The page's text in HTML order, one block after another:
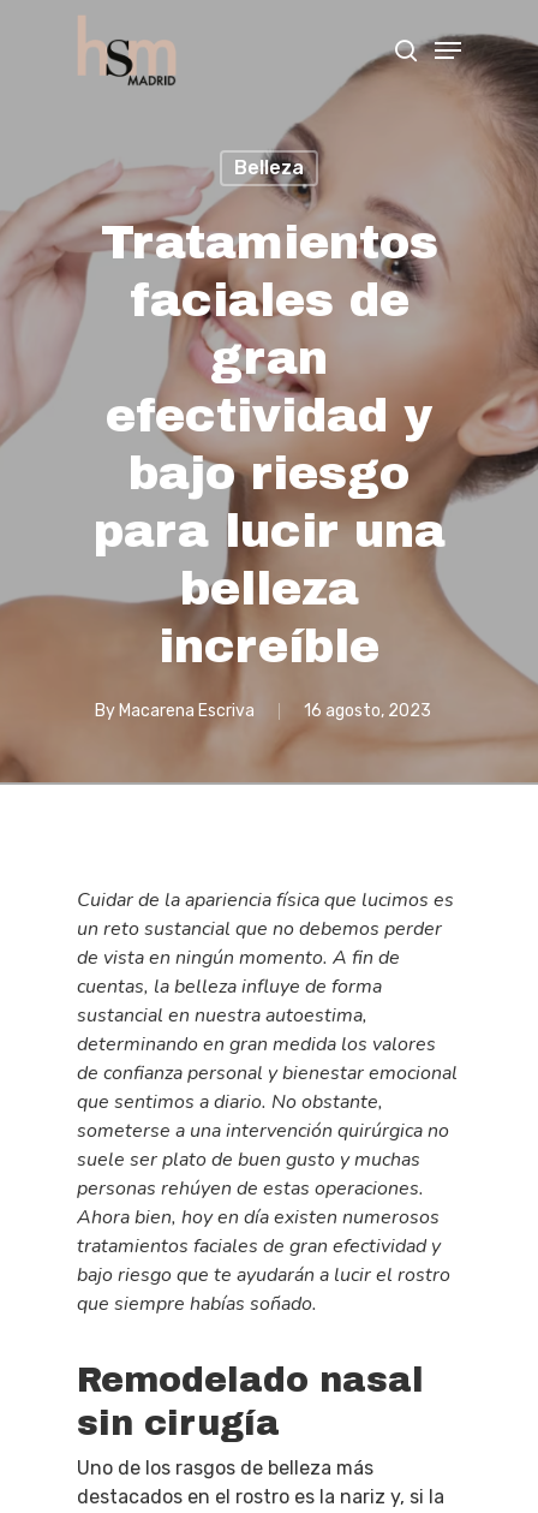
Hit enter to search or ESC to close
Belleza
Tratamientos
faciales de
gran
efectividad y
bajo riesgo
para lucir una
belleza
increíble
By Macarena Escriva 16 agosto, 2023
Cuidar de la apariencia física que lucimos es
un reto sustancial que no debemos perder
de vista en ningún momento. A fin de
cuentas, la belleza influye de forma
sustancial en nuestra autoestima,
determinando en gran medida los valores
de confianza personal y bienestar emocional
que sentimos a diario. No obstante,
someterse a una intervención quirúrgica no
suele ser plato de buen gusto y muchas
personas rehúyen de estas operaciones.
Ahora bien, hoy en día existen numerosos
tratamientos faciales de gran efectividad y
bajo riesgo que te ayudarán a lucir el rostro
que siempre habías soñado.
Remodelado nasal
sin cirugía
Uno de los rasgos de belleza más
destacados en el rostro es la nariz y, si la